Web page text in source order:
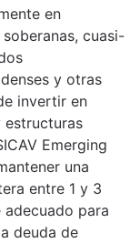
en
cuasi-
y otras
invertir en
estructuras
Emerging
una
entre 1 y 3
para
deuda de